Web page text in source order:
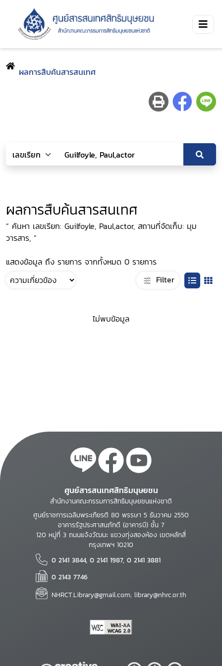
ผลการสืบค้นสารสนเทศ
ผลการสืบค้นสารสนเทศ
“ ค้นหา เลขเรียก: Guilfoyle, Paul,actor, สถานที่จัดเก็บ: มุม
วารสาร, ”
แสดงข้อมูล ถึง รายการ จากทั้งหมด 0 รายการ
Filter
ไม่พบข้อมูล
ศูนย์สารสนเทศสิทธิมนุษยชน
สำนักงานคณะกรรมการสิทธิมนุษยชนแห่งชาติ
ศูนย์ราชการเฉลิมพระเกียรติ 80 พรรษา 5 ธันวาคม 2550
อาคารรัฐประศาสนภักดี (อาคารบี) ชั้น 7
120 หมู่ที่ 3 ถนนแจ้งวัฒนะ แขวงทุ่งสองห้อง เขตหลักสี่
กรุงเทพฯ 10210
0 2141 3844, 0 2141 1987, 0 2141 3881
0 2143 7746
NHRCT.Library@gmail.com; library@nhrc.or.th